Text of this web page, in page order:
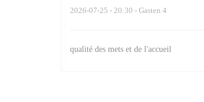
2026-07-25 - 20:30 - Gasten 4
qualité des mets et de l'accueil